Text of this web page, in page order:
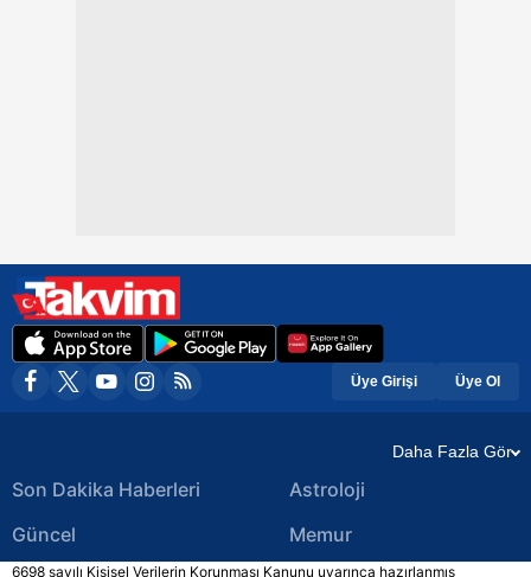
Üye Girişi Üye Ol
Daha Fazla Gör
Son Dakika Haberleri
Güncel
Astroloji
Memur
6698 sayılı Kişisel Verilerin Korunması Kanunu uyarınca hazırlanmış